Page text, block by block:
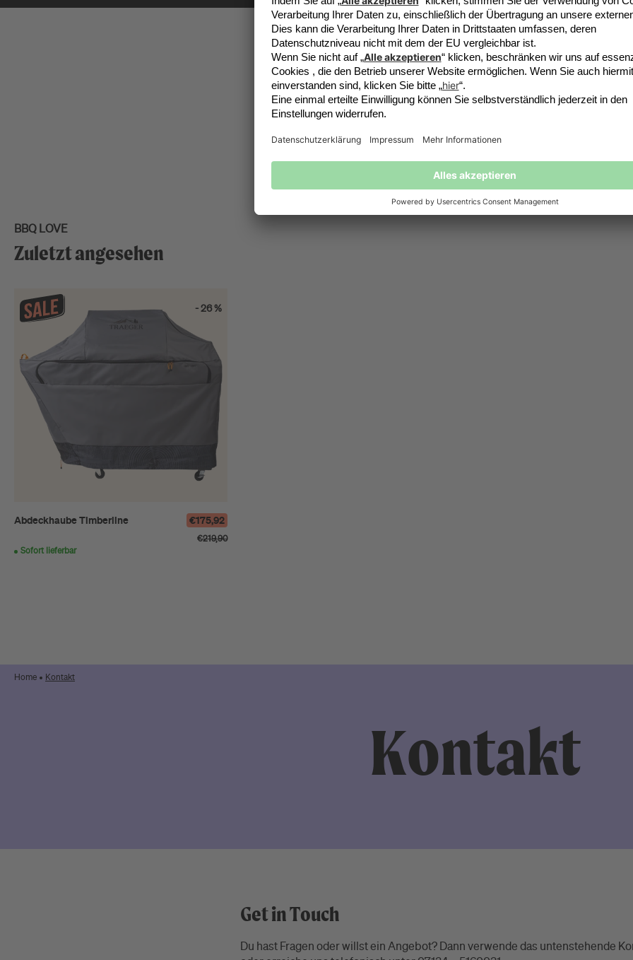
BBQ LOVE
Zuletzt angesehen
- 26 %
Abdeckhaube Timberline €175,92
€219,90
Sofort lieferbar
Home Kontakt
Kontakt
Get in Touch
Du hast Fragen oder willst ein Angebot? Dann verwende das untenstehende